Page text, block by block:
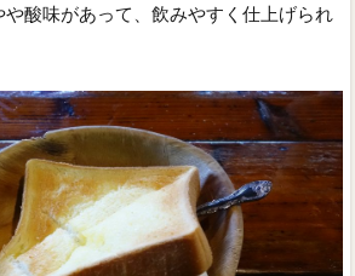
酸味があって、飲みやすく仕上げられ